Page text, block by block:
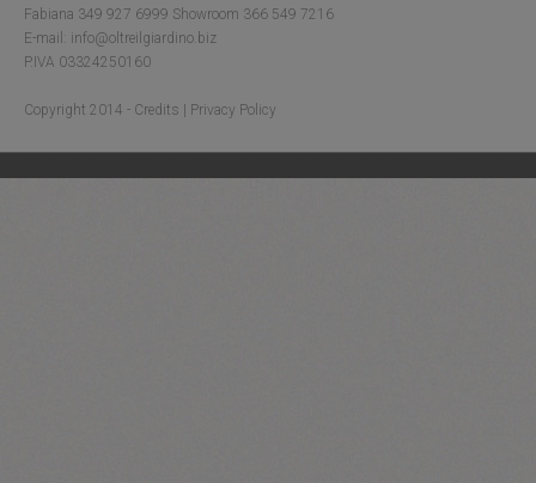
Fabiana 349 927 6999 Showroom 366 549 7216
E-mail: info@oltreilgiardino.biz
P.IVA 03324250160
Copyright 2014 - Credits Privacy Policy